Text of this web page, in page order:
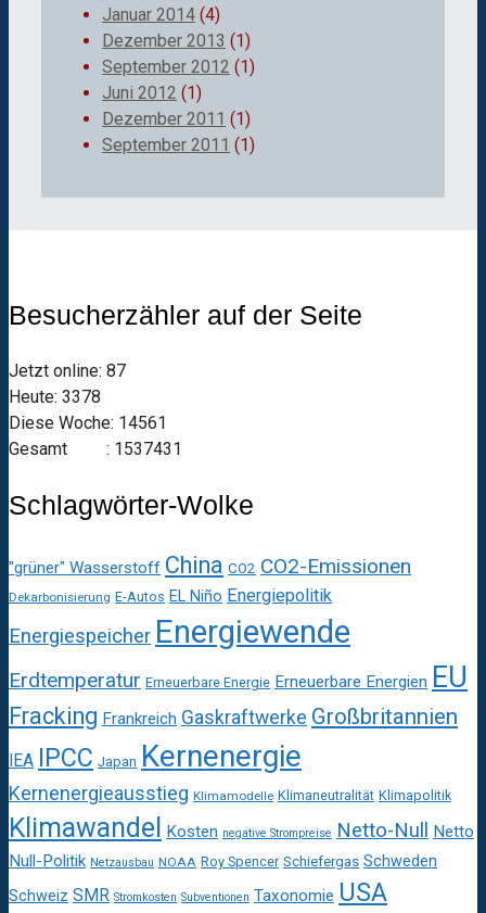
Januar 2014 (4)
Dezember 2013 (1)
September 2012 (1)
Juni 2012 (1)
Dezember 2011 (1)
September 2011 (1)
Besucherzähler auf der Seite
Jetzt online: 87
Heute: 3378
Diese Woche: 14561
Gesamt : 1537431
Schlagwörter-Wolke
"grüner" Wasserstoff China CO2 CO2-Emissionen
Dekarbonisierung E-Autos EL Niño Energiepolitik
Energiespeicher Energiewende
Erdtemperatur Erneuerbare Energie Erneuerbare Energien EU
Fracking Frankreich Gaskraftwerke Großbritannien
IEA IPCC Japan Kernenergie
Kernenergieausstieg Klimamodelle Klimaneutralität Klimapolitik
Klimawandel Kosten negative Strompreise Netto-Null Netto
Null-Politik Netzausbau NOAA Roy Spencer Schiefergas Schweden
Schweiz SMR Stromkosten Subventionen Taxonomie USA